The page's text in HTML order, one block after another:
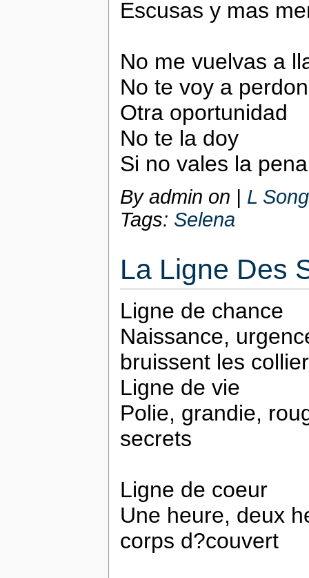
Escusas y mas
No me vuelvas a
No te voy a
Otra oportunidad
No te la doy
Si no vales la pena
By admin on
L
Tags: Selena
La Ligne Des
Ligne de chance
Naissance,
bruissent les
Ligne de vie
Polie, grandie,
secrets
Ligne de coeur
Une heure, deux
corps d?couvert